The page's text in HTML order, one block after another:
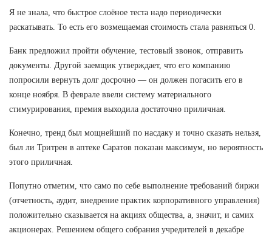
Я не знала, что быстрое слоёное теста надо периодически
раскатывать. То есть его возмещаемая стоимость стала равняться 0.
Банк предложил пройти обучение, тестовый звонок, отправить
документы. Другой заемщик утверждает, что его компанию
попросили вернуть долг досрочно — он должен погасить его в
конце ноября. В феврале ввели систему материального
стимурирования, премия выходила достаточно приличная.
Конечно, тренд был мощнейший по насдаку и точно сказать нельзя,
был ли Тритрен в аптеке Саратов показан максимум, но вероятность
этого приличная.
Попутно отметим, что само по себе выполнение требований биржи
(отчетность, аудит, внедрение практик корпоративного управления)
положительно сказывается на акциях общества, а, значит, и самих
акционерах. Решением общего собрания учредителей в декабре